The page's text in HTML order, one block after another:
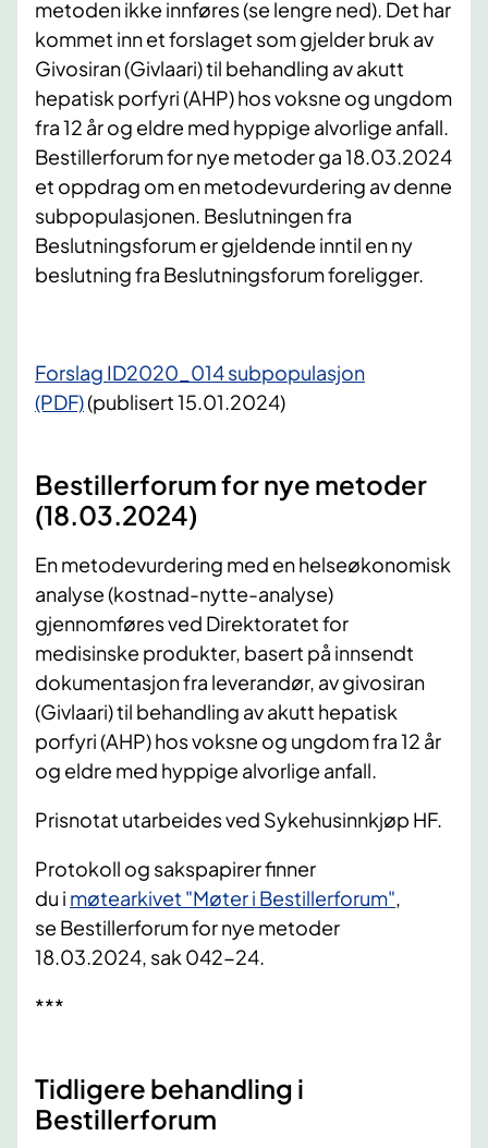
metoden ikke innføres (se lengre ned). Det har
kommet inn et forslaget som gjelder bruk av
Givosiran (Givlaari) til behandling av akutt
hepatisk porfyri (AHP) hos voksne og ungdom
fra 12 år og eldre med hyppige alvorlige anfall.
Bestillerforum for nye metoder ga 18.03.2024
et oppdrag om en metodevurdering av denne
subpopulasjonen. Beslutningen fra
Beslutningsforum er gjeldende inntil en ny
beslutning fra Beslutningsforum foreligger.
Forslag ID2020_014 subpopulasjon
(PDF)(publisert 15.01.2024)
Bestillerforum for nye metoder
(18.03.2024)
En metodevurdering med en helseøkonomisk
analyse (kostnad-nytte-analyse)
gjennomføres ved Direktoratet for
medisinske produkter, basert på innsendt
dokumentasjon fra leverandør, av givosiran
(Givlaari) til behandling av akutt hepatisk
porfyri (AHP) hos voksne og ungdom fra 12 år
og eldre med hyppige alvorlige anfall.
Prisnotat utarbeides ved Sykehusinnkjøp HF.
Protokoll og sakspapirerfinner
du i møtearkivet "Møter i Bestillerforum",
se Bestillerforumfor nye metoder
18.03.2024, sak 042-24.
***
Tidligere behandling i
Bestillerforum